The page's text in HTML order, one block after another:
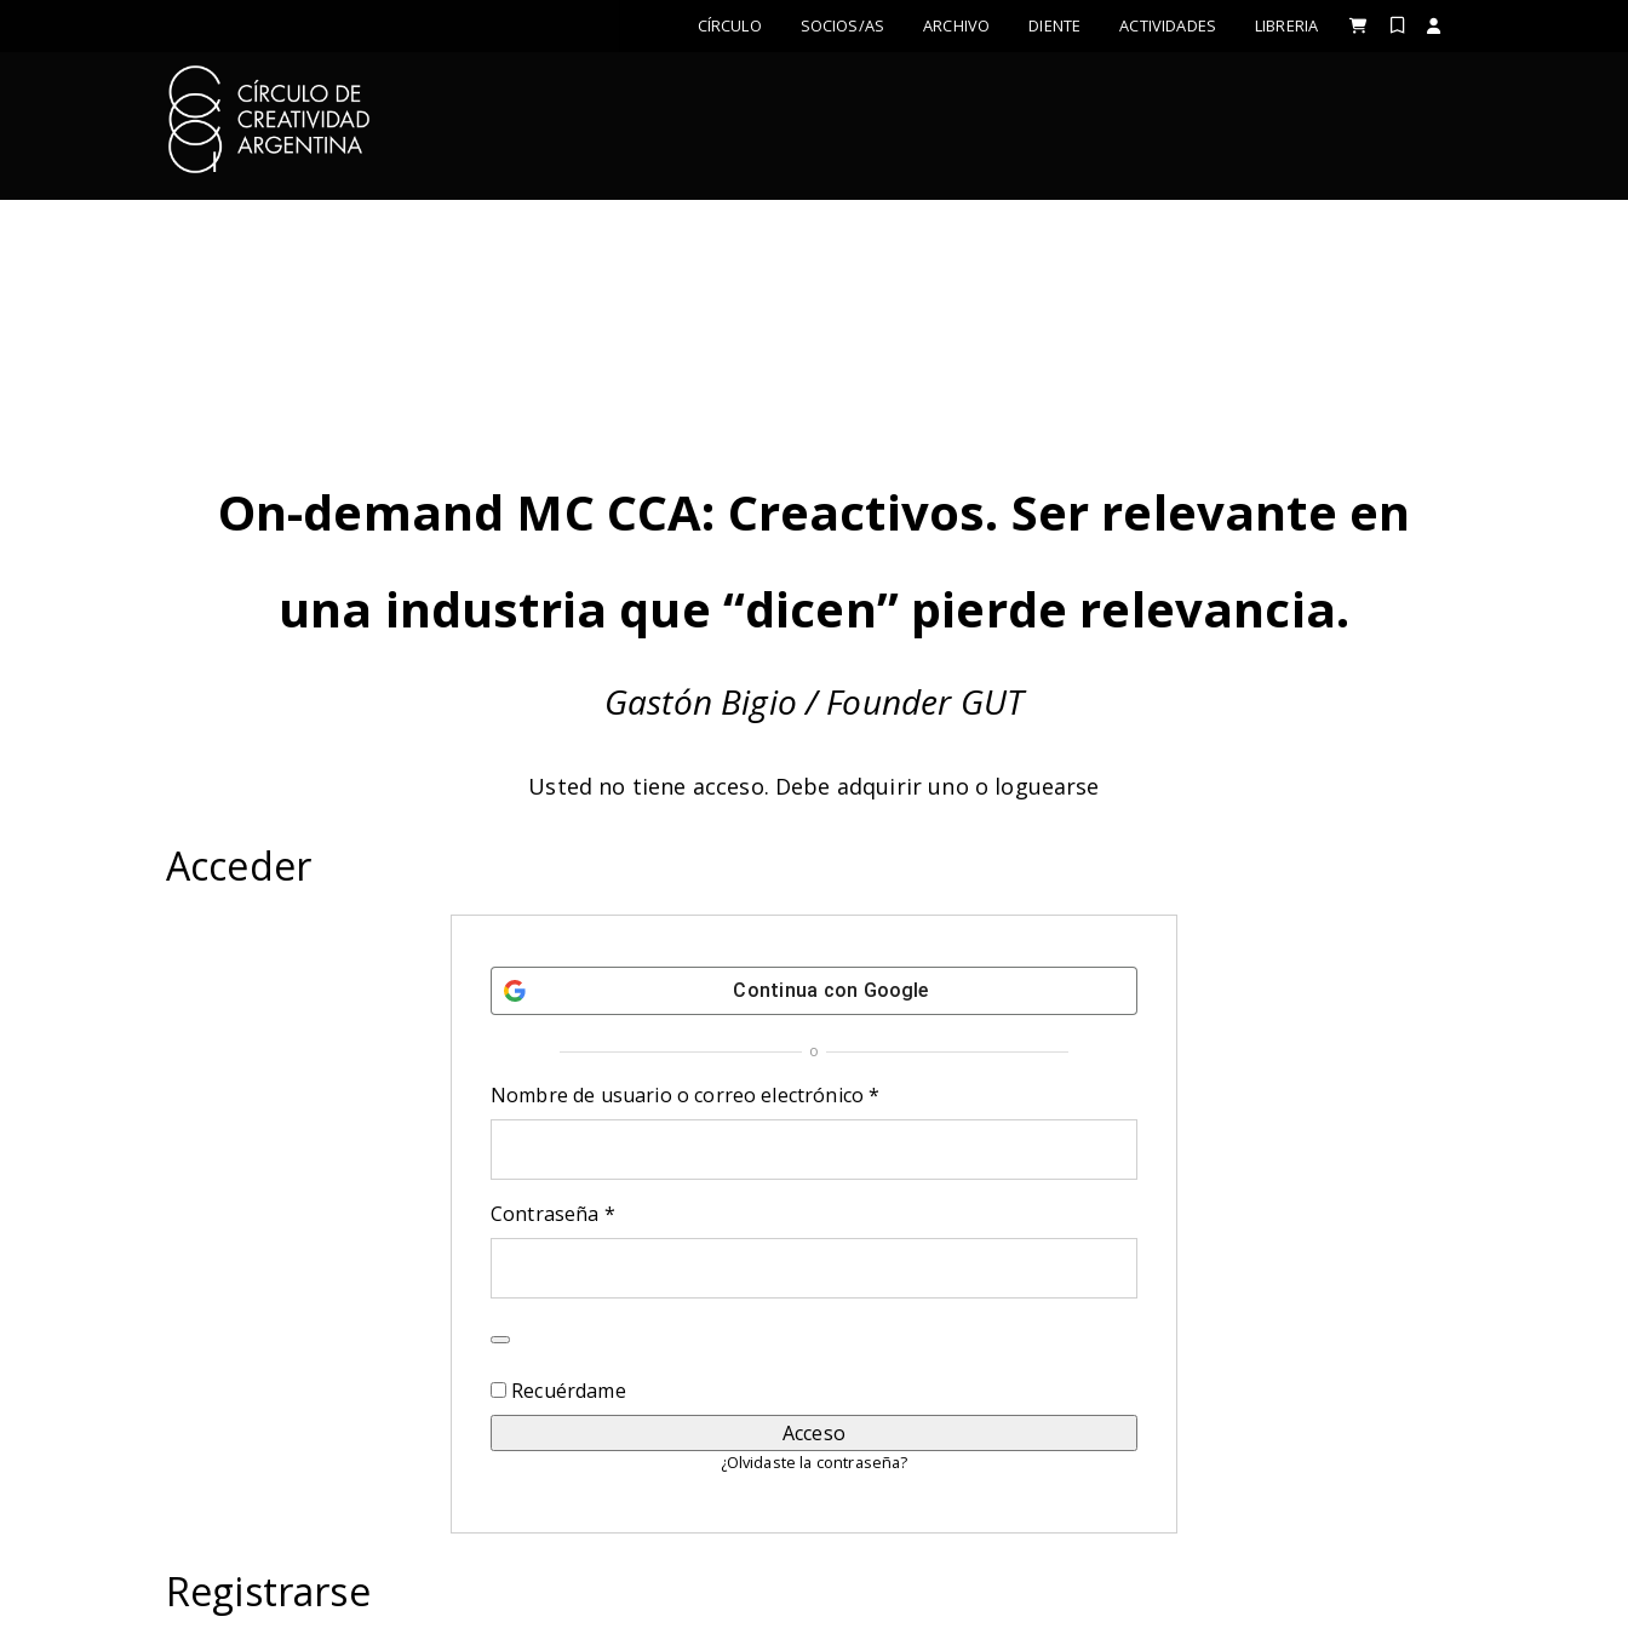
CÍRCULO SOCIOS/AS ARCHIVO DIENTE ACTIVIDADES LIBRERIA
On-demand MC CCA: Creactivos. Ser relevante en
una industria que “dicen” pierde relevancia.
Gastón Bigio / Founder GUT
Usted no tiene acceso. Debe adquirir uno o loguearse
Acceder
Continua con Google
o
Nombre de usuario o correo electrónico*
Contraseña *Obligatorio
Recuérdame
Acceso
¿Olvidaste la contraseña?
Registrarse